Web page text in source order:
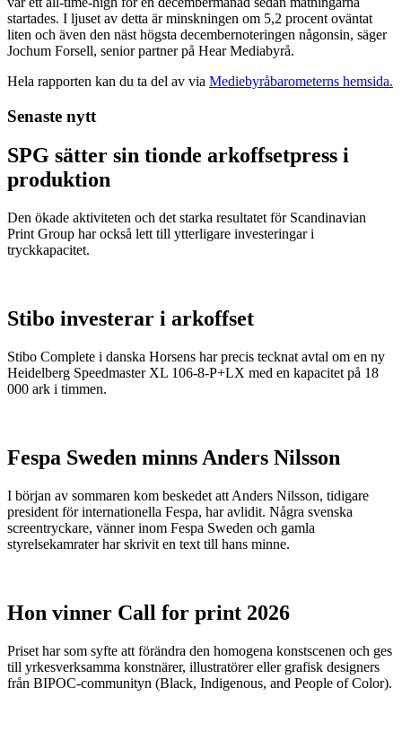
startades. I ljuset av detta är minskningen om 5,2 procent oväntat
liten och även den näst högsta decembernoteringen någonsin, säger
Jochum Forsell, senior partner på Hear Mediabyrå.
Hela rapporten kan du ta del av via Mediebyråbarometerns hemsida.
Senaste nytt
SPG sätter sin tionde arkoffsetpress i
produktion
Den ökade aktiviteten och det starka resultatet för Scandinavian
Print Group har också lett till ytterligare investeringar i
tryckkapacitet.
Stibo investerar i arkoffset
Stibo Complete i danska Horsens har precis tecknat avtal om en ny
Heidelberg Speedmaster XL 106-8-P+LX med en kapacitet på 18
000 ark i timmen.
Fespa Sweden minns Anders Nilsson
I början av sommaren kom beskedet att Anders Nilsson, tidigare
president för internationella Fespa, har avlidit. Några svenska
screentryckare, vänner inom Fespa Sweden och gamla
styrelsekamrater har skrivit en text till hans minne.
Hon vinner Call for print 2026
Priset har som syfte att förändra den homogena konstscenen och ges
till yrkesverksamma konstnärer, illustratörer eller grafisk designers
från BIPOC-communityn (Black, Indigenous, and People of Color).